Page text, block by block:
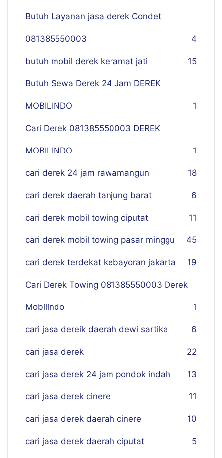
Butuh Layanan jasa derek Condet
081385550003 4
butuh mobil derek keramat jati 15
Butuh Sewa Derek 24 Jam DEREK
MOBILINDO 1
Cari Derek 081385550003 DEREK
MOBILINDO 1
cari derek 24 jam rawamangun 18
cari derek daerah tanjung barat 6
cari derek mobil towing ciputat 11
cari derek mobil towing pasar minggu 45
cari derek terdekat kebayoran jakarta 19
Cari Derek Towing 081385550003 Derek
Mobilindo 1
cari jasa dereik daerah dewi sartika 6
cari jasa derek 22
cari jasa derek 24 jam pondok indah 13
cari jasa derek cinere 11
cari jasa derek daerah cinere 10
cari jasa derek daerah ciputat 5